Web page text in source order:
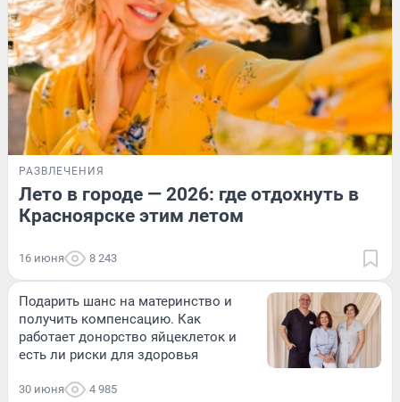
РАЗВЛЕЧЕНИЯ
Лето в городе — 2026: где отдохнуть в
Красноярске этим летом
16 июня 8 243
Подарить шанс на материнство и
получить компенсацию. Как
работает донорство яйцеклеток и
есть ли риски для здоровья
30 июня 4 985